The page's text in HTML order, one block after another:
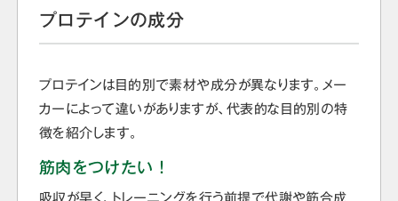
プロテインの成分
プロテインは目的別で素材や成分が異なります。メー
カーによって違いがありますが、代表的な目的別の特
徴を紹介します。
筋肉をつけたい！